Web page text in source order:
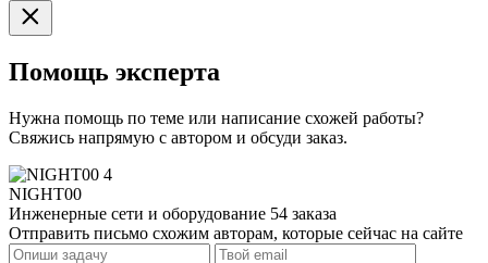
Помощь эксперта
Нужна помощь по теме или написание схожей работы?
Свяжись напрямую с автором и обсуди заказ.
4
NIGHT00
Инженерные сети и оборудование 54 заказа
Отправить письмо схожим авторам, которые сейчас на сайте